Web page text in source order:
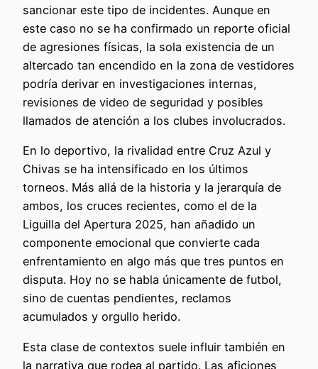
sancionar este tipo de incidentes. Aunque en
este caso no se ha confirmado un reporte oficial
de agresiones físicas, la sola existencia de un
altercado tan encendido en la zona de vestidores
podría derivar en investigaciones internas,
revisiones de video de seguridad y posibles
llamados de atención a los clubes involucrados.
En lo deportivo, la rivalidad entre Cruz Azul y
Chivas se ha intensificado en los últimos
torneos. Más allá de la historia y la jerarquía de
ambos, los cruces recientes, como el de la
Liguilla del Apertura 2025, han añadido un
componente emocional que convierte cada
enfrentamiento en algo más que tres puntos en
disputa. Hoy no se habla únicamente de futbol,
sino de cuentas pendientes, reclamos
acumulados y orgullo herido.
Esta clase de contextos suele influir también en
la narrativa que rodea al partido. Las aficiones